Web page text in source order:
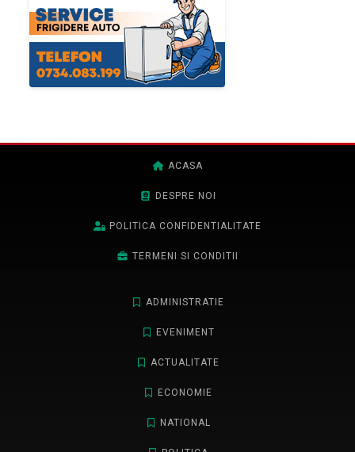
ACASA
DESPRE NOI
POLITICA CONFIDENTIALITATE
TERMENI SI CONDITII
ADMINISTRATIE
EVENIMENT
ACTUALITATE
ECONOMIE
NATIONAL